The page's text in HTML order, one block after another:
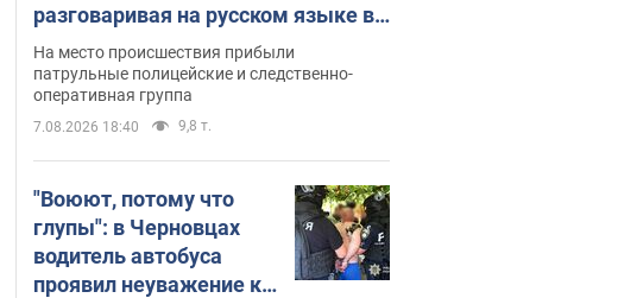
разговаривая на русском языке в
маршрутке: полиция составила
административный протокол.
Видео
На место происшествия прибыли
патрульные полицейские и следственно-
оперативная группа
7.08.2026 18:40 9,8 т.
"Воюют, потому что
глупы": в Черновцах
водитель автобуса
проявил неуважение к